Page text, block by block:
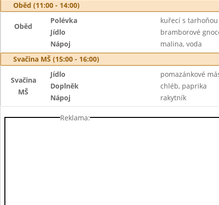
Oběd (11:00 - 14:00)
Oběd
Polévka
kuřecí s tarhoňou
Jídlo
bramborové
Nápoj
malina, voda
Svačina MŠ (15:00 - 16:00)
Svačina
MŠ
Jídlo
pomazánkové
Doplněk
chléb, paprika
Nápoj
rakytník
Reklama: